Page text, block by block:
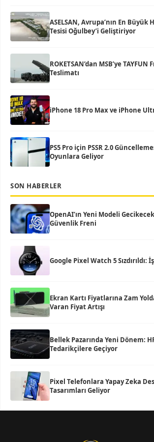
ASELSAN, Avrupa’nın En Büyük
Tesisi Oğulbey’i Geliştiriyor
ROKETSAN’dan MSB’ye TAYFUN
Teslimatı
iPhone 18 Pro Max ve iPhone
PS5 Pro için PSSR 2.0
Oyunlara Geliyor
SON HABERLER
OpenAI’ın Yeni Modeli
Güvenlik Freni
Google Pixel Watch 5 Sızdırıldı:
Ekran Kartı Fiyatlarına Zam
Varan Fiyat Artışı
Bellek Pazarında Yeni Dönem:
Tedarikçilere Geçiyor
Pixel Telefonlara Yapay Zeka
Tasarımları Geliyor